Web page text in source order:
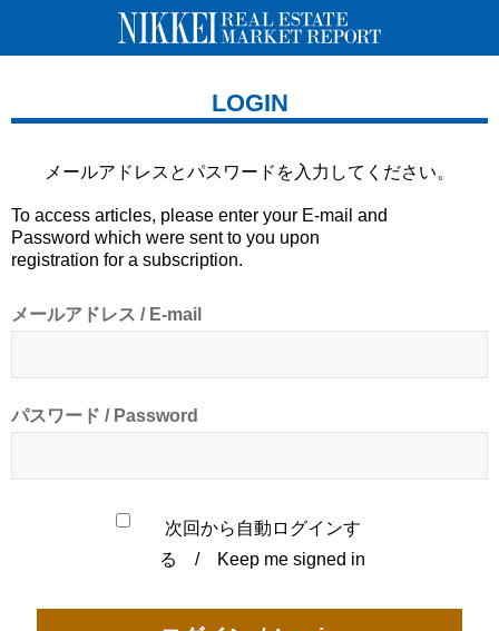
LOGIN
メールアドレスとパスワードを 入力してください。
To access articles, please enter your E-mail and
Password which were sent to you upon
registration for a subscription.
メールアドレス / E-mail
パスワード / Password
次回から自動ログインす
る / Keep me signed in